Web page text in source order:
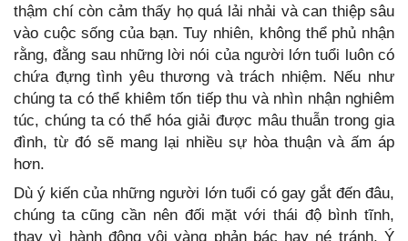
thậm chí còn cảm thấy họ quá lải nhải và can thiệp sâu
vào cuộc sống của bạn. Tuy nhiên, không thể phủ nhận
rằng, đằng sau những lời nói của người lớn tuổi luôn có
chứa đựng tình yêu thương và trách nhiệm. Nếu như
chúng ta có thể khiêm tốn tiếp thu và nhìn nhận nghiêm
túc, chúng ta có thể hóa giải được mâu thuẫn trong gia
đình, từ đó sẽ mang lại nhiều sự hòa thuận và ấm áp
hơn.
Dù ý kiến của những người lớn tuổi có gay gắt đến đâu,
chúng ta cũng cần nên đối mặt với thái độ bình tĩnh,
thay vì hành động vội vàng phản bác hay né tránh. Ý